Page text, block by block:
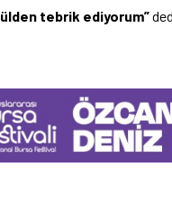
tebrik ediyorum”